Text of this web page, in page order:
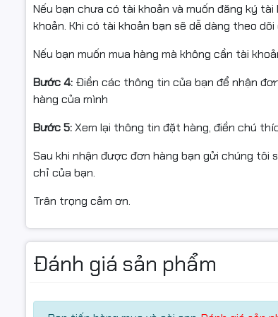
• Tiêu chuẩn chất lượng: Sản xuất theo tiêu
14001
• Sản phẩm được xuất khẩu sang các thị trường
Ưu điểm vượt trội
• Màu in sắc nét, trung thực, rõ ràng, không lem
• Tương thích hoàn hảo với các dòng máy in
• Lắp đặt dễ dàng, hỗ trợ kỹ thuật tận nơi, bảo
• Phù hợp cho văn phòng, doanh nghiệp, cửa
🚚 Ship COD Toàn
Hancomputer.vn hỗ trợ:
✔ Giao hàng toàn quốc
✔ Kiểm tra hàng trước thanh toán
Nếu bạn chưa có tài khoản và muốn đăng ký
khoản. Khi có tài khoản bạn sẽ dễ dàng theo
Nếu bạn muốn mua hàng mà không cần tài
Bước 4: Điền các thông tin của bạn để nhận
hàng của mình
Bước 5:Xem lại thông tin đặt hàng, điền chú
Sau khi nhận được đơn hàng bạn gửi chúng tôi
chỉ của bạn.
Trân trọng cảm ơn.
Đánh giá sản phẩm